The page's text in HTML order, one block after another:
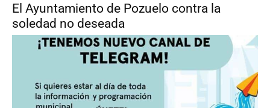
El Ayuntamiento de Pozuelo contra la
soledad no deseada